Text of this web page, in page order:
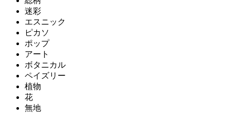
迷彩
エスニック
ピカソ
ポップ
アート
ボタニカル
ペイズリー
植物
花
無地